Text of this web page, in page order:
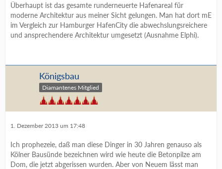
Überhaupt ist das gesamte runderneuerte Hafenareal für
moderne Architektur aus meiner Sicht gelungen. Man hat dort mE
im Vergleich zur Hamburger HafenCity die abwechslungsreichere
und ansprechendere Architektur umgesetzt (Ausnahme Elphi).
Königsbau
Diamantenes Mitglied
1. Dezember 2013 um 17:48
Ich prophezeie, daß man diese Dinger in 30 Jahren genauso als
Kölner Bausünde bezeichnen wird wie heute die Betonpilze am
Dom, die jetzt abgerissen wurden. Aber von Neuem lässt man